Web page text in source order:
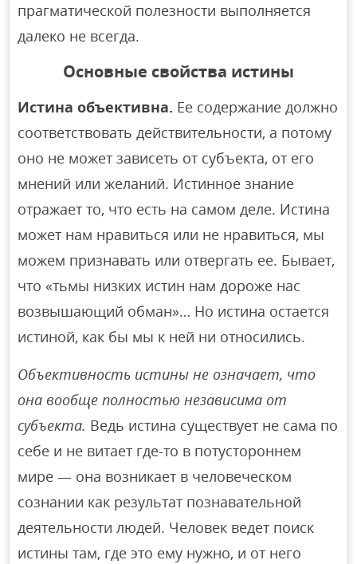
прагматической полезности выполняется
далеко не всегда.
Основные свойства истины
Истина объективна. Ее содержание должно
соответствовать действительности, а потому
оно не может зависеть от субъекта, от его
мнений или желаний. Истинное знание
отражает то, что есть на самом деле. Истина
может нам нравиться или не нравиться, мы
можем признавать или отвергать ее. Бывает,
что «тьмы низких истин нам дороже нас
возвышающий обман»… Но истина остается
истиной, как бы мы к ней ни относились.
Объективность истины не означает, что
она вообще полностью независима от
субъекта. Ведь истина существует не сама по
себе и не витает где-то в потустороннем
мире — она возникает в человеческом
сознании как результат познавательной
деятельности людей. Человек ведет поиск
истины там, где это ему нужно, и от него